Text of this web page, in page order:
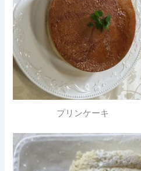
プリンケーキ